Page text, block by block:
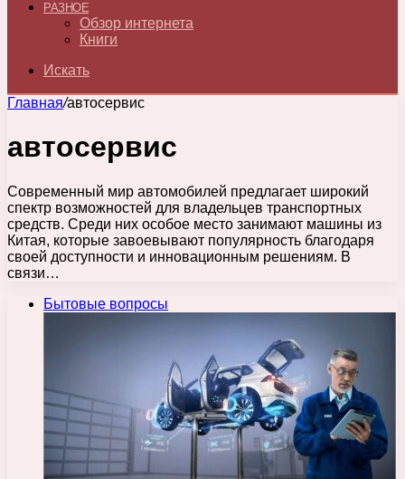
РАЗНОЕ
Обзор интернета
Книги
Искать
Главная/автосервис
автосервис
Современный мир автомобилей предлагает широкий
спектр возможностей для владельцев транспортных
средств. Среди них особое место занимают машины из
Китая, которые завоевывают популярность благодаря
своей доступности и инновационным решениям. В
связи…
Бытовые вопросы